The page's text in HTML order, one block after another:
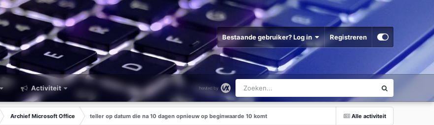
Bestaande gebruiker? Log in Registreren
Activiteit
Alle activiteit
Archief Microsoft Office teller op datum die na 10 dagen opnieuw op beginwaarde 10 komt